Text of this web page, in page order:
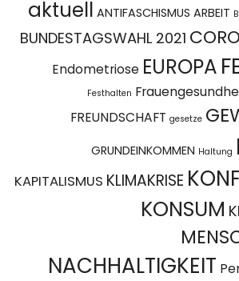
aktuell ANTIFASCHISMUS ARBEIT
BUNDESTAGSWAHL 2021
Endometriose EUROPA
Festhalten
FREUNDSCHAFT gesetze
GRUNDEINKOMMEN Haltung
KAPITALISMUS KLIMAKRISE
KONSUM
NACHHALTIGKEIT